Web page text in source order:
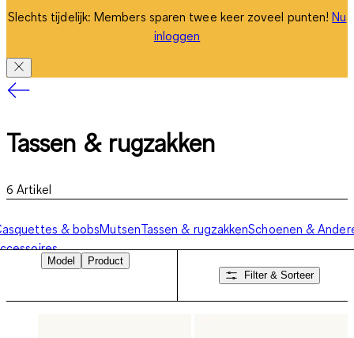
Slechts tijdelijk: Members sparen twee keer zoveel punten!Nu
inloggen
Tassen & rugzakken
6 Artikel
& bobsMutsenTassen & rugzakkenSchoenen &
Model
Product
Filter & Sorteer